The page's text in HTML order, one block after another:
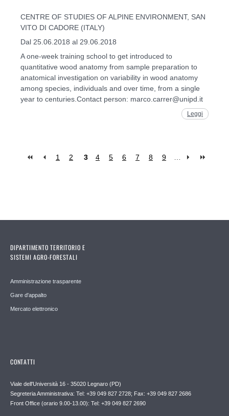
CENTRE OF STUDIES OF ALPINE ENVIRONMENT, SAN
VITO DI CADORE (ITALY)
Dal 25.06.2018 al 29.06.2018
A one-week training school to get introduced to
quantitative wood anatomy from sample preparation to
anatomical investigation on variability in wood anatomy
among species, individuals and over time, from a single
year to centuries.Contact person: marco.carrer@unipd.it
Leggi
1 2 3 4 5 6 7 8 9
DIPARTIMENTO TERRITORIO E
SISTEMI AGRO-FORESTALI
Amministrazione trasparente
Gare d'appalto
Mercato elettronico
CONTATTI
Viale dell'Università 16 - 35020 Legnaro (PD)
Segreteria Amministrativa: Tel: +39 049 827 2728; Fax: +39 049 827 2686
Front Office (orario 9.00-13.00): Tel: +39 049 827 2690